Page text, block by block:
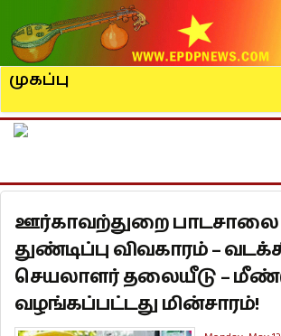
முகப்பு
ஊர்காவற்துறை பாடசாலை
துண்டிப்பு விவகாரம் –
செயலாளர் தலையீடு –
வழங்கப்பட்டது மின்சாரம்!